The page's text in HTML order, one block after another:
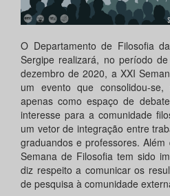
O Departamento de Filosofia
Sergipe realizará, no período
dezembro de 2020, a XXI
um evento que consolidou-
apenas como espaço de
interesse para a comunidade
um vetor de integração entre
graduandos e professores.
Semana de Filosofia tem sido
diz respeito a comunicar os
de pesquisa à comunidade